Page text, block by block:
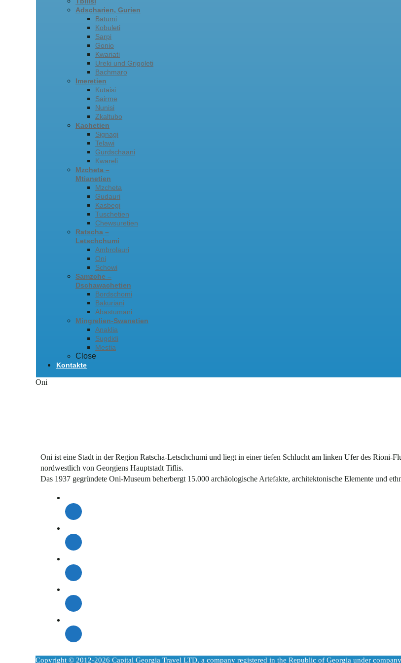
Adscharien, Gurien
Batumi
Kobuleti
Sarpi
Gonio
Kwariati
Ureki und Grigoleti
Bachmaro
Imeretien
Kutaisi
Sairme
Nunisi
Zkaltubo
Kachetien
Signagi
Telawi
Gurdschaani
Kwareli
Mzcheta –
Mtianetien
Mzcheta
Gudauri
Kasbegi
Tuschetien
Chewsuretien
Ratscha –
Letschchumi
Ambrolauri
Oni
Schowi
Samzche –
Dschawachetien
Bordschomi
Bakuriani
Abastumani
Mingrelien-Swanetien
Anaklia
Sugdidi
Mestia
Close
Kontakte
Oni
Oni ist eine Stadt in der Region Ratscha-Letschchumi und liegt in einer tiefen Schlucht am linken Ufer des Rioni-
nordwestlich von Georgiens Hauptstadt Tiflis.
Das 1937 gegründete Oni-Museum beherbergt 15.000 archäologische Artefakte, architektonische Elemente und
Copyright © 2012-2026 Capital Georgia Travel LTD, a company registered in the Republic of Georgia under